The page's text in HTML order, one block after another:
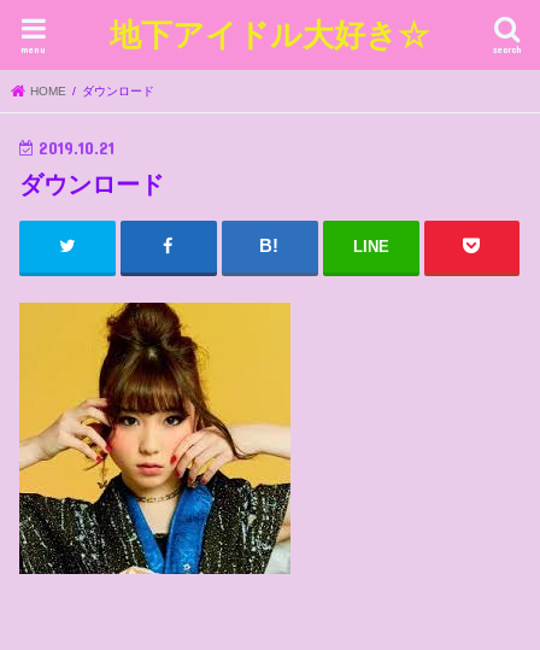
地下アイドル大好き☆ search
menu
HOME ダウンロード
2019.10.21
ダウンロード
LINE